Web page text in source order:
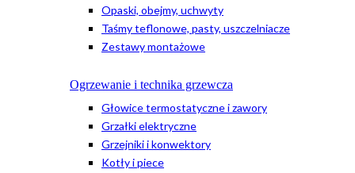
Opaski, obejmy, uchwyty
Taśmy teflonowe, pasty, uszczelniacze
Zestawy montażowe
Ogrzewanie i technika grzewcza
Głowice termostatyczne i zawory
Grzałki elektryczne
Grzejniki i konwektory
Kotły i piece